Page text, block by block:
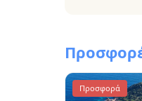
Προσφορά